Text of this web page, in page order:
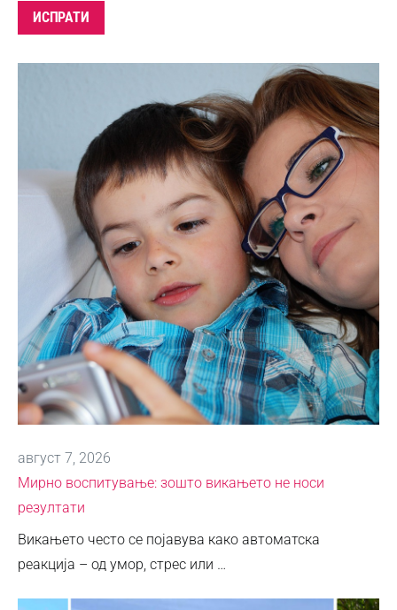
август 7, 2026
Мирно воспитување: зошто викањето не носи
резултати
Викањето често се појавува како автоматска
реакција – од умор, стрес или …